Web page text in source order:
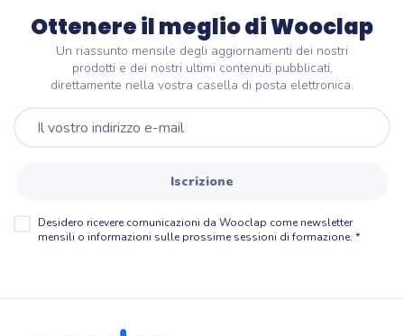
Ottenere il meglio di Wooclap
Un riassunto mensile degli aggiornamenti dei nostri
prodotti e dei nostri ultimi contenuti pubblicati,
direttamente nella vostra casella di posta elettronica.
Iscrizione
Desidero ricevere comunicazioni da Wooclap come newsletter
mensili o informazioni sulle prossime sessioni di formazione. *